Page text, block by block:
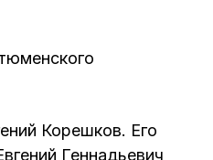
Корешков. Его
Геннадьевич